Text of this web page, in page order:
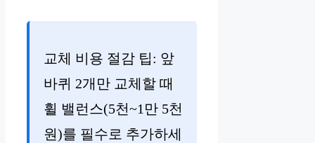
교체 비용 절감 팁: 앞
바퀴 2개만 교체할 때
휠 밸런스(5천~1만 5천
원)를 필수로 추가하세